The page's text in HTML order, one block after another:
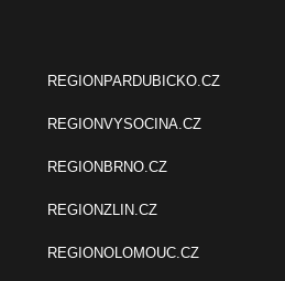
REGIONPARDUBICKO.CZ
REGIONVYSOCINA.CZ
REGIONBRNO.CZ
REGIONZLIN.CZ
REGIONOLOMOUC.CZ